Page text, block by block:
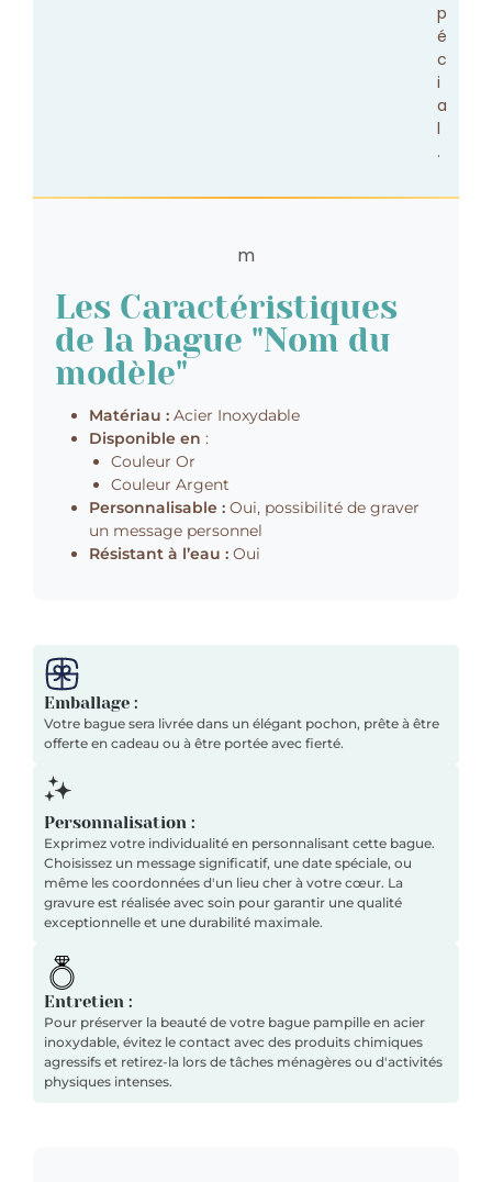
p
é
c
i
a
l
.
Les Caractéristiques
de la bague "Nom du
modèle"
Matériau :Acier Inoxydable
Disponible en :
Couleur Or
Couleur Argent
Personnalisable :Oui, possibilité de graver
un message personnel
Résistant à l’eau :Oui
Emballage :
Votre bague sera livrée dans un élégant pochon, prête à être
offerte en cadeau ou à être portée avec fierté.
Personnalisation :
Exprimez votre individualité en personnalisant cette bague.
Choisissez un message significatif, une date spéciale, ou
même les coordonnées d'un lieu cher à votre cœur. La
gravure est réalisée avec soin pour garantir une qualité
exceptionnelle et une durabilité maximale.
Entretien :
Pour préserver la beauté de votre bague pampille en acier
inoxydable, évitez le contact avec des produits chimiques
agressifs et retirez-la lors de tâches ménagères ou d'activités
physiques intenses.